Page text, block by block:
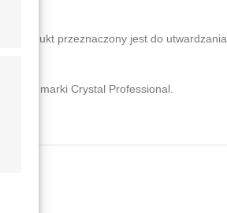
Produkt przeznaczony jest do utwardzania
marki Crystal Professional.